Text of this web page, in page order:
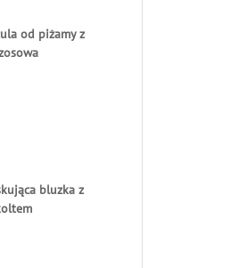
od piżamy z
bluzka z